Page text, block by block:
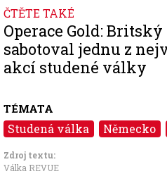
ČTĚTE TAKÉ
Operace Gold:
sabotoval jednu z
akcí studené války
TÉMATA
Studená válka Německo
Zdroj textu:
Válka REVUE